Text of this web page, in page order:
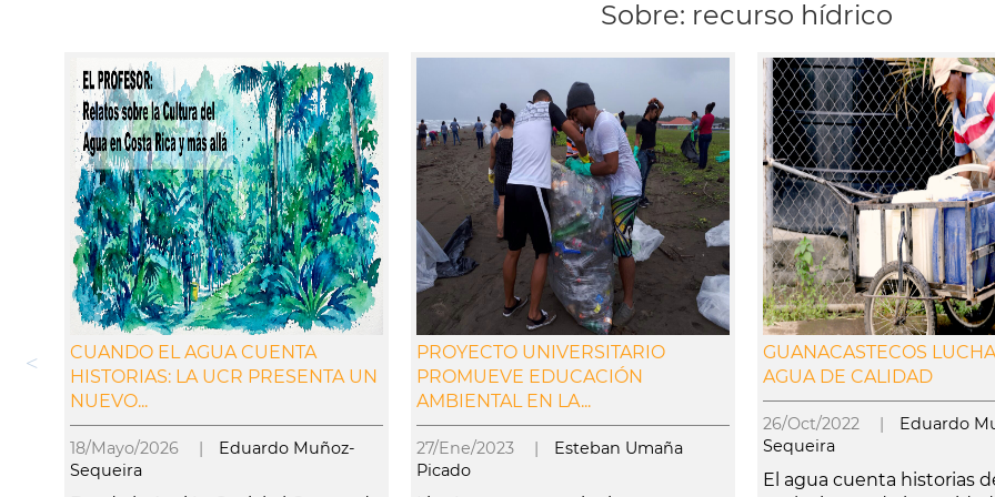
Sobre: recurso hídrico
CUANDO EL AGUA CUENTA
HISTORIAS: LA UCR PRESENTA UN
NUEVO...
18/Mayo/2026 | Eduardo Muñoz-
Sequeira
PROYECTO UNIVERSITARIO
PROMUEVE EDUCACIÓN
AMBIENTAL EN LA...
27/Ene/2023 | Esteban Umaña
Picado
GUANACASTECOS
AGUA DE CALIDAD
26/Oct/2022 | Eduardo
Sequeira
El agua cuenta historias